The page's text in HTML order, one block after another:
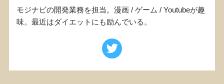
モジナビの開発業務を担当。漫画 / ゲーム / Youtubeが趣
味。最近はダイエットにも励んでいる。